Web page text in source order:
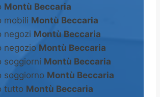
Montù Beccaria
mobili Montù Beccaria
negozi Montù Beccaria
negozio Montù Beccaria
soggiorni Montù Beccaria
soggiorno Montù Beccaria
tutto Montù Beccaria